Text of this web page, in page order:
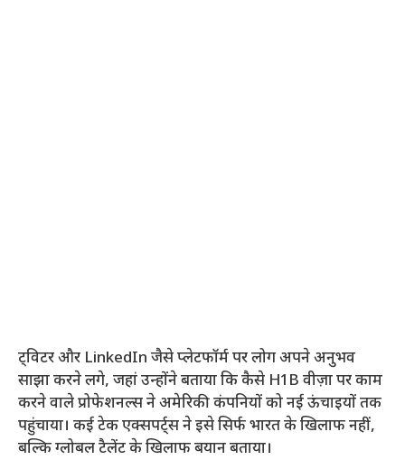
ट्विटर और LinkedIn जैसे प्लेटफॉर्म पर लोग अपने अनुभव
साझा करने लगे, जहां उन्होंने बताया कि कैसे H1B वीज़ा पर काम
करने वाले प्रोफेशनल्स ने अमेरिकी कंपनियों को नई ऊंचाइयों तक
पहुंचाया। कई टेक एक्सपर्ट्स ने इसे सिर्फ भारत के खिलाफ नहीं,
बल्कि ग्लोबल टैलेंट के खिलाफ बयान बताया।